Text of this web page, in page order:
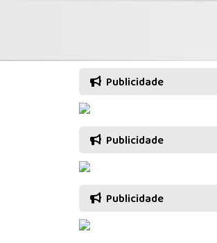
Publicidade
Publicidade
Publicidade